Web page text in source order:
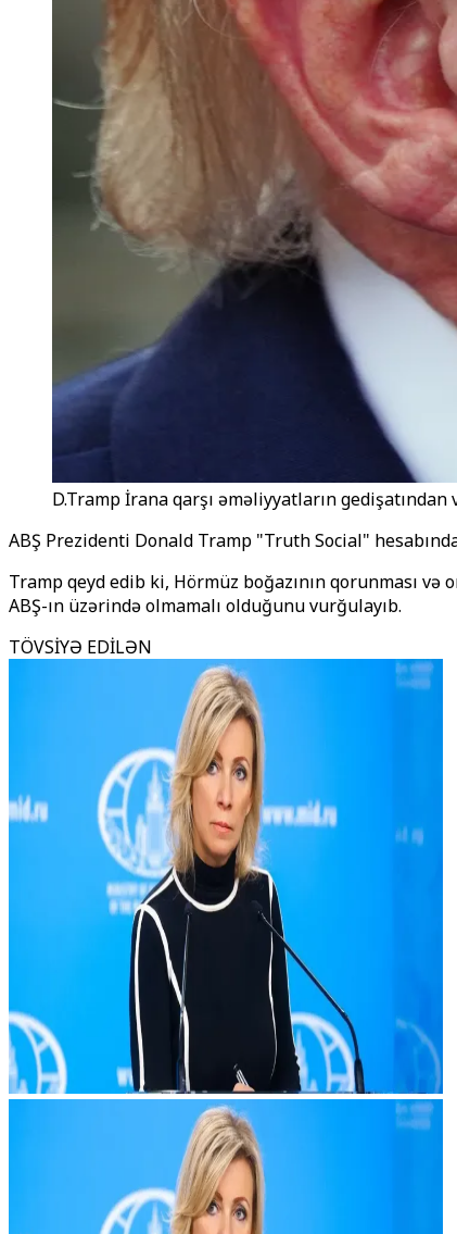
D.Tramp İrana qarşı əməliyyatların gedişatından
ABŞ Prezidenti Donald Tramp "Truth Social"
Tramp qeyd edib ki, Hörmüz boğazının qorunması
ABŞ-ın üzərində olmamalı olduğunu vurğulayıb.
TÖVSİYƏ EDİLƏN